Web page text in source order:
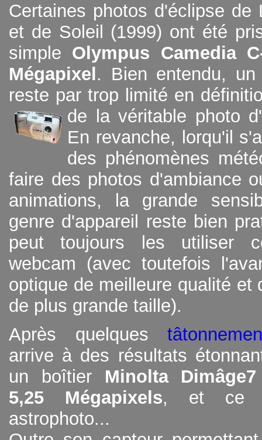
Certaines photos d'éclipse de
et de Soleil (1999) ont été
simple Olympus Camedia
Mégapixel . Bien entendu,
reste par trop limité en
de la véritable photo
En revanche, lorqu'il
des phénomènes
faire des photos d'ambiance
animations, la grande
genre d'appareil reste bien
peut toujours les utiliser
webcam (avec toutefois
optique de meilleure qualité et
de plus grande taille).
Après quelques
arrive à des résultats
un boîtier Minolta
5,25 Mégapixels, et ce
astrophoto...